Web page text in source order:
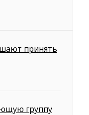
принять
группу